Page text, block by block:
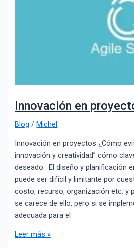
Innovación en
Blog /Michel
Innovación en proyectos ¿Cómo
innovación y creatividad” cómo
deseado. El diseño y planificación
puede ser difícil y limitante por
costo, recurso, organización etc. y
se carece de ello, pero si se
adecuada para el
Leer más »